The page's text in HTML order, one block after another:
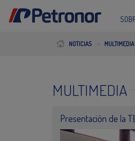
NOTICIAS MULTIMEDIA
MULTIMEDIA
Presentación de la